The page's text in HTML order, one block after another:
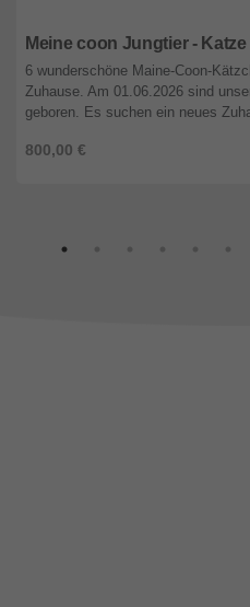
Meine coon Jungtier - Katze
800,00 €
6 wunderschöne Maine-Coon-
Zuhause. Am 01.06.2026 sind
geboren. Es suchen ein neues